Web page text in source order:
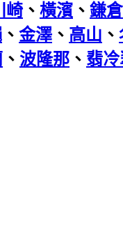
崎 、 橫濱 、 鎌倉
、 金澤 、 高山 、
、 波隆那 、 翡